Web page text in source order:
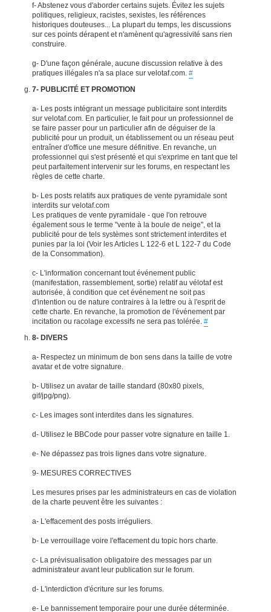
f- Abstenez vous d'aborder certains sujets. Évitez les sujets
politiques, religieux, racistes, sexistes, les références
historiques douteuses... La plupart du temps, les discussions
sur ces points dérapent et n'amènent qu'agressivité sans rien
construire.
g- D'une façon générale, aucune discussion relative à des
pratiques illégales n'a sa place sur velotaf.com. #
7- PUBLICITÉ ET PROMOTION
a- Les posts intégrant un message publicitaire sont interdits
sur velotaf.com. En particulier, le fait pour un professionnel de
se faire passer pour un particulier afin de déguiser de la
publicité pour un produit, un établissement ou un réseau peut
entraîner d'office une mesure définitive. En revanche, un
professionnel qui s'est présenté et qui s'exprime en tant que tel
peut parfaitement intervenir sur les forums, en respectant les
règles de cette charte.
b- Les posts relatifs aux pratiques de vente pyramidale sont
interdits sur velotaf.com
Les pratiques de vente pyramidale - que l'on retrouve
également sous le terme "vente à la boule de neige", et la
publicité pour de tels systèmes sont strictement interdites et
punies par la loi (Voir les Articles L 122-6 et L 122-7 du Code
de la Consommation).
c- L'information concernant tout événement public
(manifestation, rassemblement, sortie) relatif au vélotaf est
autorisée, à condition que cet événement ne soit pas
d'intention ou de nature contraires à la lettre ou à l'esprit de
cette charte. En revanche, la promotion de l'événement par
incitation ou racolage excessifs ne sera pas tolérée. #
8- DIVERS
a- Respectez un minimum de bon sens dans la taille de votre
avatar et de votre signature.
b- Utilisez un avatar de taille standard (80x80 pixels,
gif/jpg/png).
c- Les images sont interdites dans les signatures.
d- Utilisez le BBCode pour passer votre signature en taille 1.
e- Ne dépassez pas trois lignes dans votre signature.
9- MESURES CORRECTIVES
Les mesures prises par les administrateurs en cas de violation
de la charte peuvent être les suivantes :
a- L'effacement des posts irréguliers.
b- Le verrouillage voire l'effacement du topic hors charte.
c- La prévisualisation obligatoire des messages par un
administrateur avant leur publication sur le forum.
d- L'interdiction d'écriture sur les forums.
e- Le bannissement temporaire pour une durée déterminée.